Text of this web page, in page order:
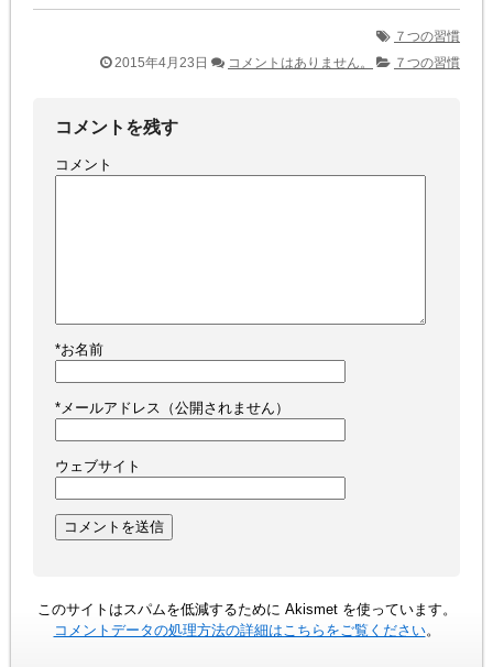
７つの習慣
2015年4月23日
コメントはありません。 ７つの習慣
コメントを残す
コメント
*お名前
* メールアドレス（公開されません）
ウェブサイト
このサイトはスパムを低減するために Akismet を使っています。
コメントデータの処理方法の詳細はこちらをご覧ください。